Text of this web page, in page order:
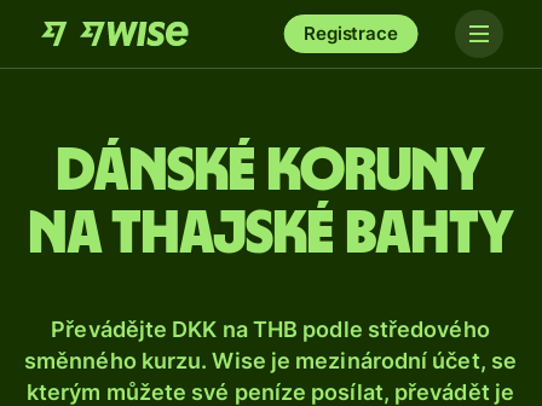
Registrace
Dánské koruny
na thajské bahty
Převádějte DKK na THB podle středového
směnného kurzu. Wise je mezinárodní účet, se
kterým můžete své peníze posílat, převádět je